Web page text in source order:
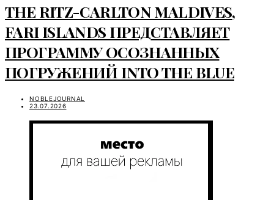
THE RITZ-CARLTON MALDIVES,
FARI ISLANDS ПРЕДСТАВЛЯЕТ
ПРОГРАММУ ОСОЗНАННЫХ
ПОГРУЖЕНИЙ INTO THE BLUE
NOBLEJOURNAL
23.07.2026